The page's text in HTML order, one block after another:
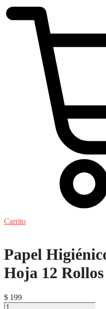
Carrito
Papel
Hoja 12 Rollos
$ 199
Papel